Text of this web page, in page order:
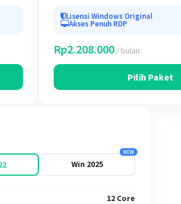
Lisensi Windows Original
Akses Penuh RDP
Rp2.208.000 / bulan
Pilih Paket
Win 2025
NEW
12 Core